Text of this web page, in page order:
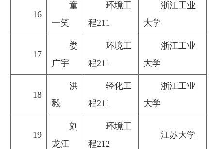
16
童
一笑
环境工
程211
浙江工业
大学
17
娄
广宇
环境工
程211
浙江工业
大学
18
洪
毅
轻化工
程211
浙江工业
大学
19
刘
龙江
环境工
程212
江苏大学